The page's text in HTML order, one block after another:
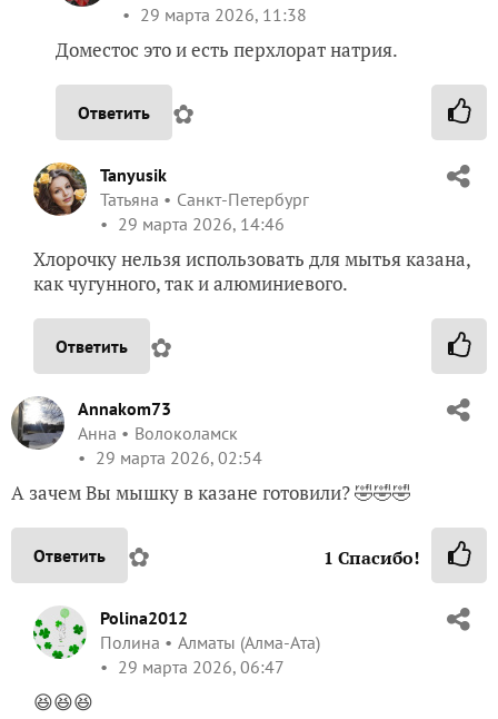
29 марта 2026, 11:38
Доместос это и есть перхлорат натрия.
Ответить ✿
Tanyusik
Татьяна
Санкт-Петербург
29 марта 2026, 14:46
Хлорочку нельзя использовать для мытья казана,
как чугунного, так и алюминиевого.
Ответить ✿
Annakom73
Анна
Волоколамск
29 марта 2026, 02:54
А зачем Вы мышку в казане готовили? 🤣🤣🤣
Ответить ✿ 1 Спасибо!
Polina2012
Полина
Алматы (Алма-Ата)
29 марта 2026, 06:47
😆😆😆